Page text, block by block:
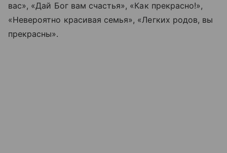
вас», «Дай Бог вам счастья», «Как прекрасно!»,
«Невероятно красивая семья», «Легких родов, вы
прекрасны».